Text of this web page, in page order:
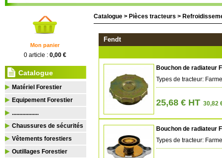
Mon panier
0 article : 0,00 €
Catalogue
Matériel Forestier
Equipement Forestier
..................
Chaussures de sécurités
Vêtements forestiers
Outillages Forestier
Catalogue > Pièces tracteurs >
Fendt
Bouchon de radiateur
Types de tracteur:
25,68 € HT 30,82
Bouchon de radiateur
Types de tracteur: